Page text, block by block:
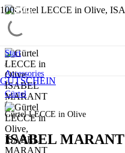
GUTSCHEIN
Start
/
Accessories
/
Gürtel
/
Gürtel LECCE in Olive
ISABEL MARANT
SALE
SALE
SALE
SALE
SALE
SALE
SALE